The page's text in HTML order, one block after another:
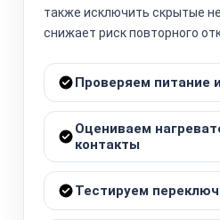
также исключить скрытые
снижает риск повторного
Проверяем питание
Оцениваем
контакты
Тестируем